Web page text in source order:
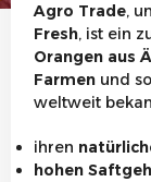
Agro Trade,
Fresh, ist ein
Orangen aus
Farmen und
weltweit
ihren
hohen